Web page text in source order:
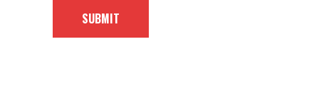
SUBMIT